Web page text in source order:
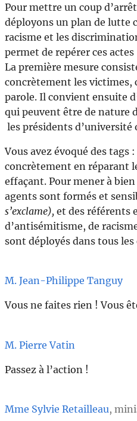
Pour mettre un coup
déployons un plan de lutte
racisme et les
permet de repérer ces
La première mesure
concrètement les victimes,
parole. Il convient ensuite
qui peuvent être de nature
les présidents d’université
Vous avez évoqué des tags
concrètement en réparant
effaçant. Pour mener à
agents sont formés et
s’exclame), et des référents
d’antisémitisme, de
sont déployés dans tous
M. Jean-Philippe Tanguy
Vous ne faites rien ! Vous
M. Pierre Vatin
Passez à l’action !
Mme Sylvie Retailleau,